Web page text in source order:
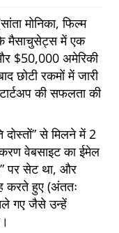
मोनिका, फिल्म
मैसाचुसेट्स में एक
$50,000 अमेरिकी
छोटी रकमों में जारी
की सफलता की
दोस्तों से मिलने में 2
वेबसाइट का ईमेल
पर सेट था, और
करते हुए (अंततः
गए जैसे उन्हें